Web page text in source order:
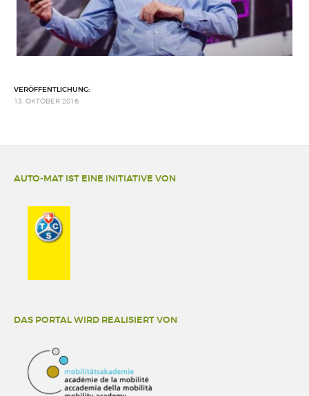
VERÖFFENTLICHUNG:
13. OKTOBER 2016
AUTO-MAT IST EINE INITIATIVE VON
DAS PORTAL WIRD REALISIERT VON